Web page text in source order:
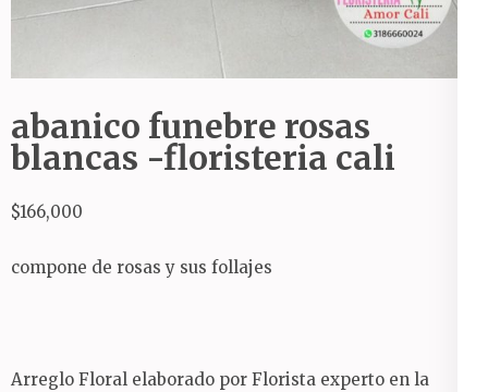
abanico funebre rosas
blancas -floristeria cali
$166,000
compone de rosas y sus follajes
Arreglo Floral elaborado por Florista experto en la